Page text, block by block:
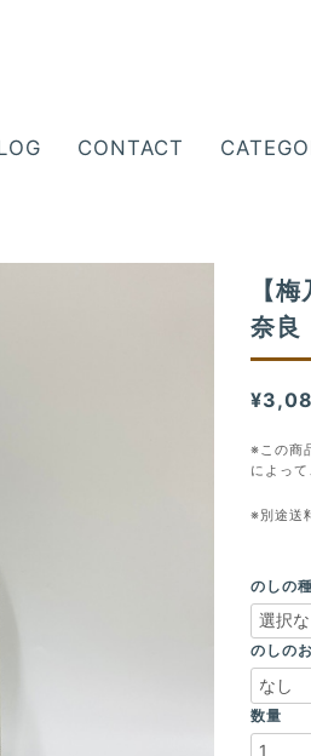
CONTACT
【
奈良
※この商
によっ
※別途送
のしの
のしの
数量